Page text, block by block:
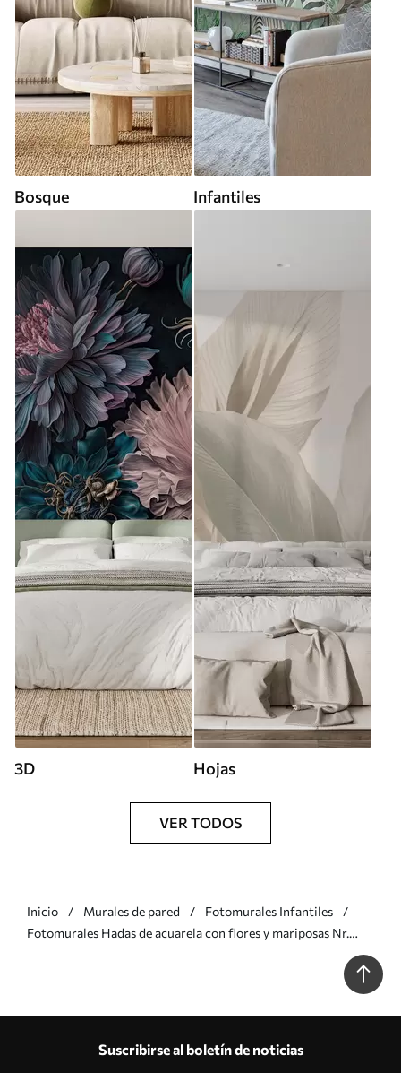
Bosque Infantiles
3D Hojas
VER TODOS
Inicio Murales de pared
Fotomurales Infantiles
Fotomurales Hadas de acuarela con flores y mariposas Nr.
Suscribirse al boletín de noticias